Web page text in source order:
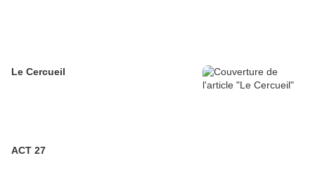
Le Cercueil
ACT 27